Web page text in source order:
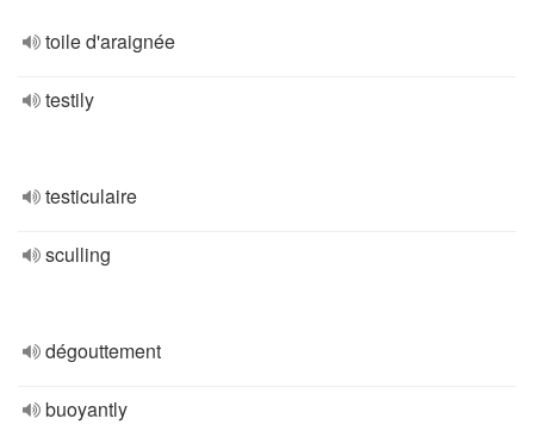
toile d'araignée
testily
testiculaire
sculling
dégouttement
buoyantly